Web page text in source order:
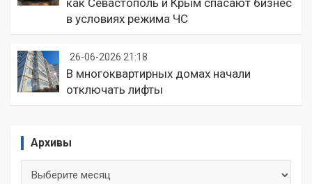
как Севастополь и Крым спасают бизнес
в условиях режима ЧС
26-06-2026 21:18
В многоквартирных домах начали
отключать лифты
Архивы